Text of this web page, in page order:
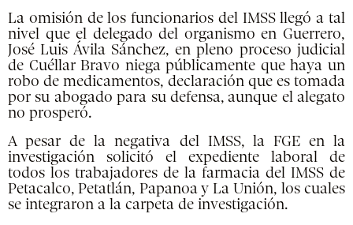
La omisión de los funcionarios del IMSS llegó a tal
nivel que el delegado del organismo en Guerrero,
José Luis Ávila Sánchez, en pleno proceso judicial
de Cuéllar Bravo niega públicamente que haya un
robo de medicamentos, declaración que es tomada
por su abogado para su defensa, aunque el alegato
no prosperó.
A pesar de la negativa del IMSS, la FGE en la
investigación solicitó el expediente laboral de
todos los trabajadores de la farmacia del IMSS de
Petacalco, Petatlán, Papanoa y La Unión, los cuales
se integraron a la carpeta de investigación.